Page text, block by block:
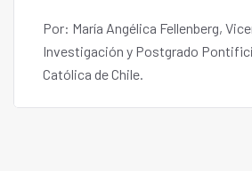
Por: María Angélica Fellenberg,
Investigación y Postgrado
Católica de Chile.